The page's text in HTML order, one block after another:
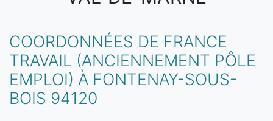
COORDONNÉES DE FRANCE
TRAVAIL (ANCIENNEMENT PÔLE
EMPLOI) À FONTENAY-SOUS-
BOIS 94120